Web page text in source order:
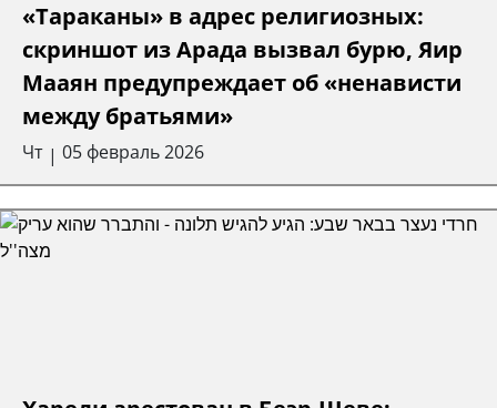
«Тараканы» в адрес религиозных:
скриншот из Арада вызвал бурю, Яир
Мааян предупреждает об «ненависти
между братьями»
Чт | 05 февраль 2026